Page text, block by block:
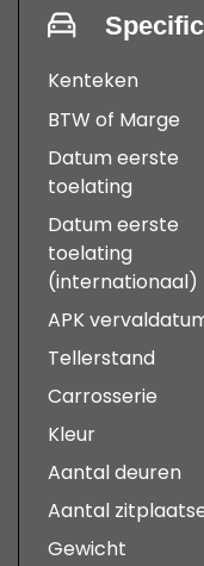
Kenteken
BTW of Marge
Datum eerste
toelating
Datum eerste
toelating
(internationaal)
APK
Tellerstand
Carrosserie
Kleur
Aantal deuren
Aantal
Gewicht